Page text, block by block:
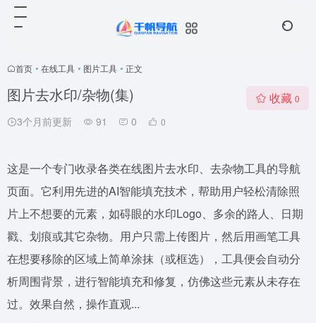
首页 • 在线工具 • 图片工具 • 正文
图片去水印/杂物(集)
3个月前更新 91 0 0
收藏 0
这是一个专门收录各类在线图片去水印、去杂物工具的导航
页面。它利用先进的AI智能填充技术，帮助用户轻松清除照
片上不想要的元素，如碍眼的水印Logo、多余的路人、日期
戳、划痕或其它杂物。用户只需上传图片，然后用画笔工具
在想要移除的区域上简单涂抹（或框选），工具便会自动分
析周围背景，进行智能填充和修复，仿佛这些元素从未存在
过。效果自然，操作直观...